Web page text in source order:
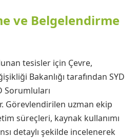
ve Belgelendirme
tesisler için Çevre,
Bakanlığı tarafından SYD
Sorumluları
Görevlendirilen uzman ekip
süreçleri, kaynak kullanımı
detaylı şekilde incelenerek